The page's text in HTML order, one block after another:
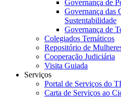
Governança de
Governança das
Sustentabilidade
Governança de
Colegiados Temáticos
Repositório de
Cooperação Judiciária
Visita Guiada
Serviços
Portal de Serviços do
Carta de Serviços ao